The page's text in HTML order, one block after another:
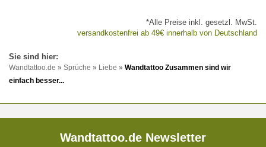
*Alle Preise inkl. gesetzl. MwSt.
versandkostenfrei ab 49€ innerhalb von Deutschland
Wandtattoo.de » Sprüche » Liebe » Wandtattoo Zusammen sind wir
einfach besser...
Wandtattoo.de Newsletter